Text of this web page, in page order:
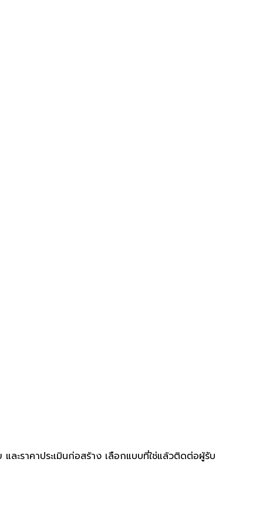
ะราคาประเมินก่อสร้าง เลือกแบบที่ใช่แล้วติดต่อผู้รับ